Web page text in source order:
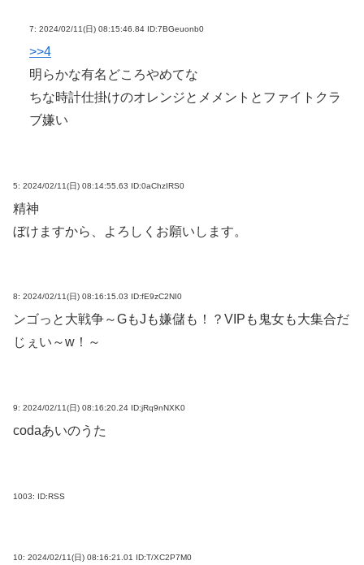
7: 2024/02/11(日) 08:15:46.84 ID:7BGeuonb0
>>4
明らかな有名どころやめてな
ちな時計仕掛けのオレンジとメメントとファイトクラ
ブ嫌い
5: 2024/02/11(日) 08:14:55.63 ID:0aChzIRS0
精神
ぼけますから、よろしくお願いします。
8: 2024/02/11(日) 08:16:15.03 ID:fE9zC2NI0
ンゴっと大戦争～GもJも嫌儲も！？VIPも鬼女も大集合だ
じぇい～w！～
9: 2024/02/11(日) 08:16:20.24 ID:jRq9nNXK0
codaあいのうた
1003: ID:RSS
10: 2024/02/11(日) 08:16:21.01 ID:T/XC2P7M0